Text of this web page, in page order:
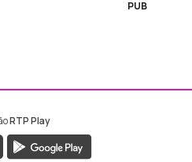
PUB
RTP Play